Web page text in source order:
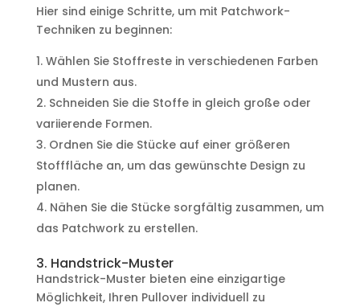
Hier sind einige Schritte, um mit Patchwork-
Techniken zu beginnen:
Wählen Sie Stoffreste in verschiedenen Farben
und Mustern aus.
Schneiden Sie die Stoffe in gleich große oder
variierende Formen.
Ordnen Sie die Stücke auf einer größeren
Stofffläche an, um das gewünschte Design zu
planen.
Nähen Sie die Stücke sorgfältig zusammen, um
das Patchwork zu erstellen.
3. Handstrick-Muster
Handstrick-Muster bieten eine einzigartige
Möglichkeit, Ihren Pullover individuell zu